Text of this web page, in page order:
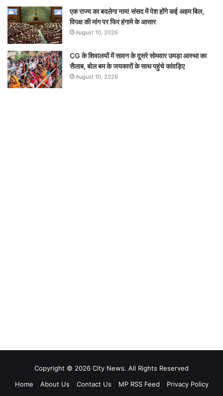
एक राज्य का बदलेगा नाम! संसद में पेश होंगे कई अहम बिल,
विपक्ष की मांग पर फिर हंगामे के आसार
August 10, 2026
CG के शिवालयों में सावन के दूसरे सोमवार उमड़ा आस्था का
सैलाब, बोल बम के जयकारों के साथ पहुंचे कांवड़िए
August 10, 2026
Copyright © 2026 City News. All Rights Reserved
Home
About Us Contact Us MP RSS Feed Privacy Policy